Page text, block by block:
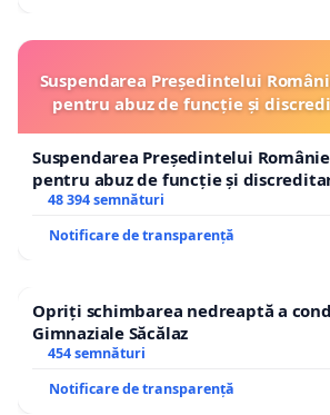
Suspendarea Președintelui
pentru abuz de funcție și
Suspendarea Președintelui
pentru abuz de funcție și
48 394 semnături
Notificare de transparență
Opriți schimbarea nedreaptă a
Gimnaziale Săcălaz
454 semnături
Notificare de transparență